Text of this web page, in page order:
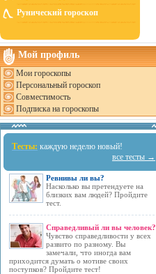
Рунический гороскоп
Мой профиль
Мои гороскопы
Персональный гороскоп
Совместимость
Подписка на гороскопы
Тесты: каждую неделю новый!
все тесты →
Ревнивы ли вы?
Насколько вы претендуете на
близких вам людей? Пройдите
тест.
Справедливый ли вы человек?
Чувство справедливости у всех
развито по разному. Вы
замечали, что иногда вам
приходится думать о мотиве своих
поступков? Пройдите тест!